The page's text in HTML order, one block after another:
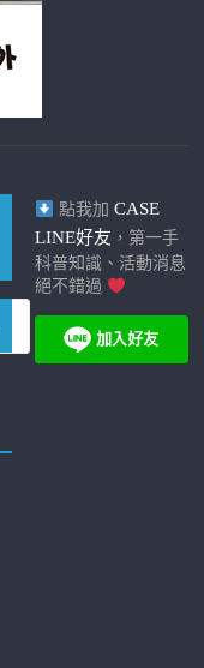
點我加 CASE
LINE好友 ，第一手
科普知識、活動消息
絕不錯過